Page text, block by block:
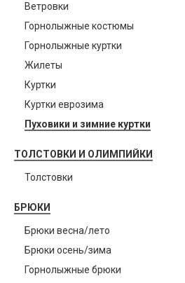
Ветровки
Горнолыжные костюмы
Горнолыжные куртки
Жилеты
Куртки
Куртки еврозима
Пуховики и зимние куртки
ТОЛСТОВКИ И ОЛИМПИЙКИ
Толстовки
БРЮКИ
Брюки весна/лето
Брюки осень/зима
Горнолыжные брюки